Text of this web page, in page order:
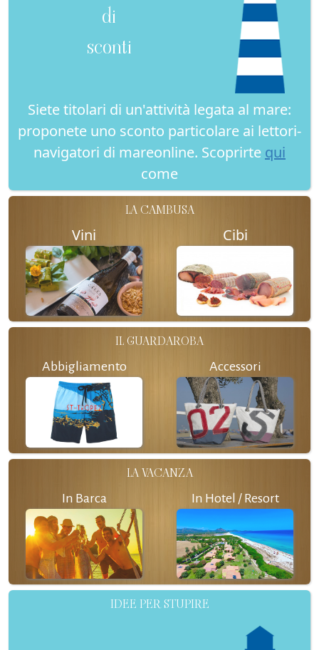
di
sconti
Siete titolari di un'attività legata al mare:
proponete uno sconto particolare ai lettori-
navigatori di mareonline. Scoprirte qui
come
LA CAMBUSA
Vini Cibi
IL GUARDAROBA
Abbigliamento Accessori
LA VACANZA
In Barca In Hotel / Resort
IDEE PER STUPIRE